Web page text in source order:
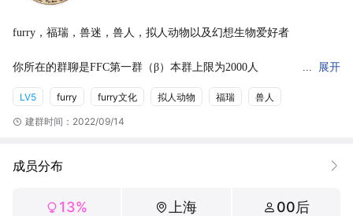
展开
furry，福瑞，兽迷，兽人，拟人动物以及幻想生物爱好者
你所在的群聊是FFC第一群（β）本群上限为2000人
本群为全年龄群，会审查您的群名片是否违规，包括头像、装饰或
精选图片
γ群：865660219
ε群：1013585983
LV5 furry furry文化 拟人动物 福瑞 兽人
建群时间：2022/09/14
成员分布
13% 上海 00后